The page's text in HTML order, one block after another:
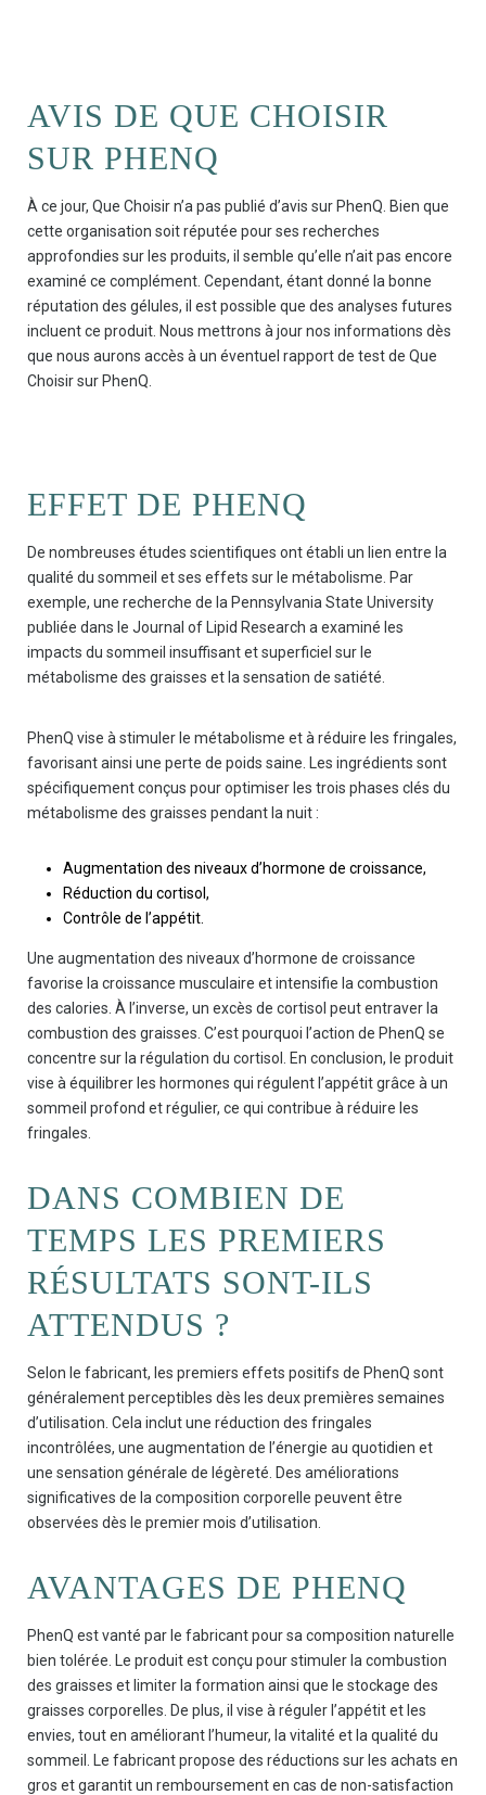
AVIS DE QUE CHOISIR
SUR PHENQ
À ce jour, Que Choisir n’a pas publié d’avis sur PhenQ. Bien que
cette organisation soit réputée pour ses recherches
approfondies sur les produits, il semble qu’elle n’ait pas encore
examiné ce complément. Cependant, étant donné la bonne
réputation des gélules, il est possible que des analyses futures
incluent ce produit. Nous mettrons à jour nos informations dès
que nous aurons accès à un éventuel rapport de test de Que
Choisir sur PhenQ.
EFFET DE PHENQ
De nombreuses études scientifiques ont établi un lien entre la
qualité du sommeil et ses effets sur le métabolisme. Par
exemple, une recherche de la Pennsylvania State University
publiée dans le Journal of Lipid Research a examiné les
impacts du sommeil insuffisant et superficiel sur le
métabolisme des graisses et la sensation de satiété.
PhenQ vise à stimuler le métabolisme et à réduire les fringales,
favorisant ainsi une perte de poids saine. Les ingrédients sont
spécifiquement conçus pour optimiser les trois phases clés du
métabolisme des graisses pendant la nuit :
Augmentation des niveaux d’hormone de croissance,
Réduction du cortisol,
Contrôle de l’appétit.
Une augmentation des niveaux d’hormone de croissance
favorise la croissance musculaire et intensifie la combustion
des calories. À l’inverse, un excès de cortisol peut entraver la
combustion des graisses. C’est pourquoi l’action de PhenQ se
concentre sur la régulation du cortisol. En conclusion, le produit
vise à équilibrer les hormones qui régulent l’appétit grâce à un
sommeil profond et régulier, ce qui contribue à réduire les
fringales.
DANS COMBIEN DE
TEMPS LES PREMIERS
RÉSULTATS SONT-ILS
ATTENDUS ?
Selon le fabricant, les premiers effets positifs de PhenQ sont
généralement perceptibles dès les deux premières semaines
d’utilisation. Cela inclut une réduction des fringales
incontrôlées, une augmentation de l’énergie au quotidien et
une sensation générale de légèreté. Des améliorations
significatives de la composition corporelle peuvent être
observées dès le premier mois d’utilisation.
AVANTAGES DE PHENQ
PhenQ est vanté par le fabricant pour sa composition naturelle
bien tolérée. Le produit est conçu pour stimuler la combustion
des graisses et limiter la formation ainsi que le stockage des
graisses corporelles. De plus, il vise à réguler l’appétit et les
envies, tout en améliorant l’humeur, la vitalité et la qualité du
sommeil. Le fabricant propose des réductions sur les achats en
gros et garantit un remboursement en cas de non-satisfaction